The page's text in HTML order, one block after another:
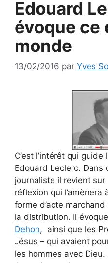
Edouard
évoque ce
monde
13/02/2016 par Yves
C’est l’intérêt qui
Edouard Leclerc. Dans
journaliste il revient
réflexion qui
forme d’acte
la distribution. Il
Dehon, ainsi que les
Jésus – qui avaient
les hommes avec